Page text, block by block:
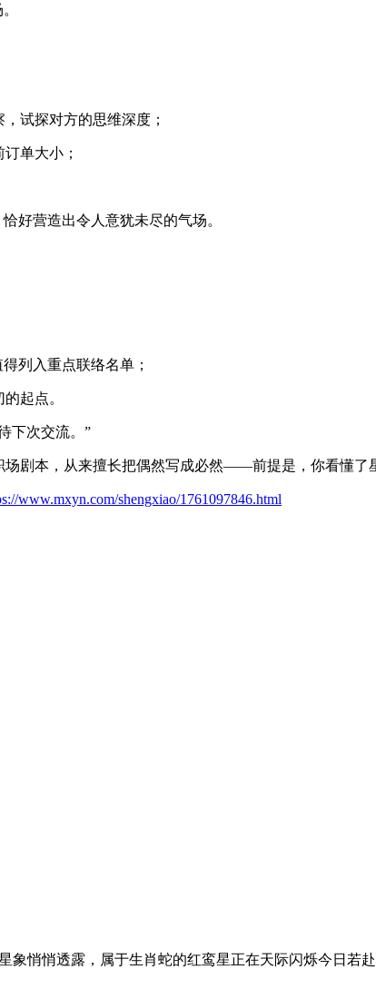
试探对方的思维深度；
单大小；
好营造出令人意犹未尽的气场。
列入重点联络名单；
起点。
下次交流。”
剧本，从来擅长把偶然写成必然——前提是，你看懂了
www.mxyn.com/shengxiao/1761097846.html
象悄悄透露，属于生肖蛇的红鸾星正在天际闪烁今日若